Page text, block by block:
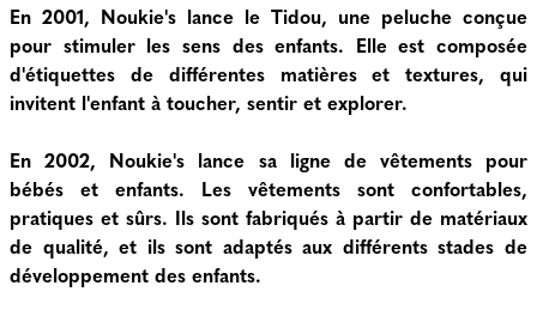
En 2001, Noukie's lance le Tidou, une peluche conçue
pour stimuler les sens des enfants. Elle est composée
d'étiquettes de différentes matières et textures, qui
invitent l'enfant à toucher, sentir et explorer.
En 2002, Noukie's lance sa ligne de vêtements pour
bébés et enfants. Les vêtements sont confortables,
pratiques et sûrs. Ils sont fabriqués à partir de matériaux
de qualité, et ils sont adaptés aux différents stades de
développement des enfants.